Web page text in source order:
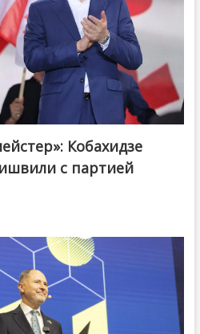
Dream
Кобахидзе
с партией